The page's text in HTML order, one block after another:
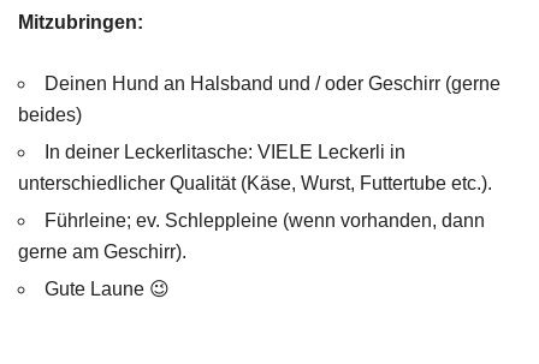
Mitzubringen:
Deinen Hund an Halsband und / oder Geschirr (gerne
beides)
In deiner Leckerlitasche: VIELE Leckerli in
unterschiedlicher Qualität (Käse, Wurst, Futtertube etc.).
Führleine; ev. Schleppleine (wenn vorhanden, dann
gerne am Geschirr).
Gute Laune 😉